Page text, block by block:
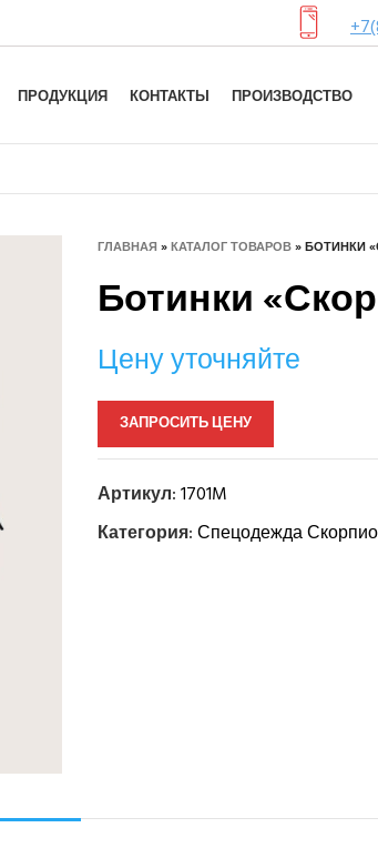
ПРОДУКЦИЯ КОНТАКТЫ ПРОИЗВОДСТВО
ГЛАВНАЯ»КАТАЛОГ ТОВАРОВ»БОТИНКИ
Ботинки
Цену уточняйте
ЗАПРОСИТЬ ЦЕНУ
Артикул:1701M
Категория:Спецодежда